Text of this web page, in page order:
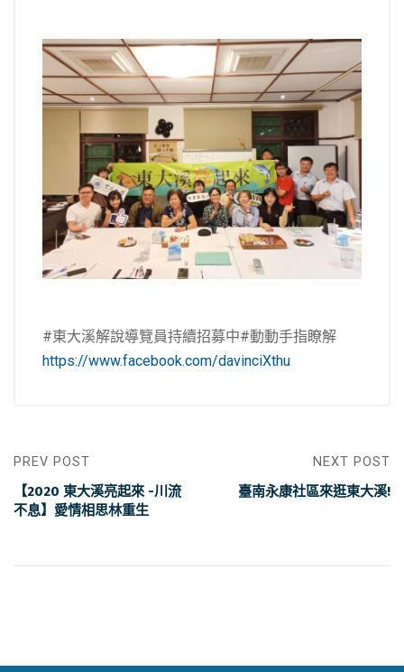
#東大溪解說導覽員持續招募中#動動手指瞭解
https://www.facebook.com/davinciXthu
PREV POST
【2020 東大溪亮起來 -川流
不息】愛情相思林重生
NEXT POST
臺南永康社區來逛東大溪!